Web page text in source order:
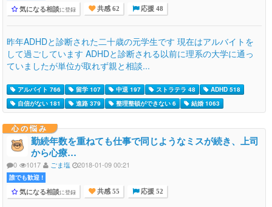
気になる相談に登録 共感 62 応援 48
昨年ADHDと診断された二十歳の元学生です 現在はアルバイトを
して過ごしています ADHDと診断される以前に理系の大学に通っ
ていましたが単位が取れず親と相談...
アルバイト 766 留学 107 中退 197 ストラテラ 48
ADHD 518
自信がない 181
進路 379 整理整頓ができない 6 結婚 1063
心の悩み
勤続年数を重ねても仕事で同じようなミスが続き、上司
から心療…
0 1017 ごま塩 2018-01-09 00:21
誰でも歓迎 !
気になる相談に登録 共感 55 応援 52